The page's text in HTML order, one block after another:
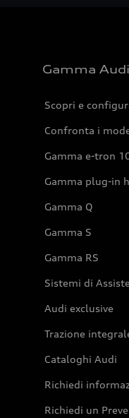
Gamma
Scopri e
Confronta i
Gamma e-tron
Gamma plug-in
Gamma Q
Gamma S
Gamma RS
Sistemi di
Audi exclusive
Trazione
Cataloghi Audi
Richiedi
Richiedi un